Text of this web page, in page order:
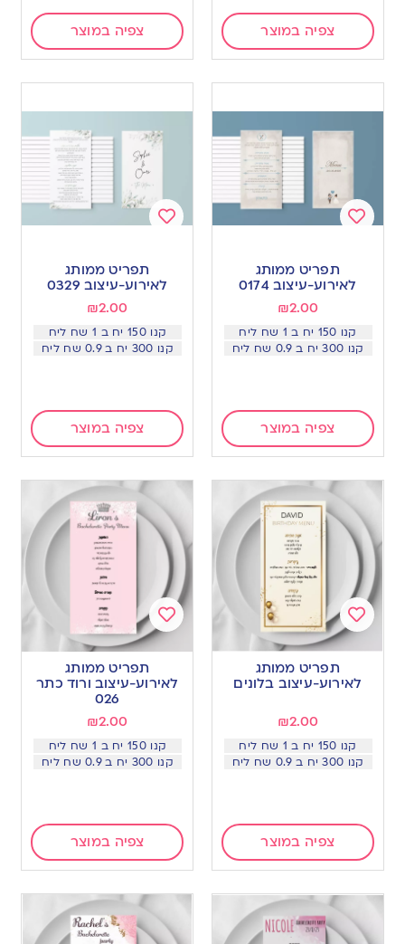
צפיה במוצר צפיה במוצר
wishlist
תפריט ממותג
לאירוע-עיצוב 0174
₪2.00
קנו 150 יח ב 1 שח ליח
קנו 300 יח ב 0.9 שח ליח
צפיה במוצר
wishlist
תפריט ממותג
לאירוע-עיצוב 0329
₪2.00
קנו 150 יח ב 1 שח ליח
קנו 300 יח ב 0.9 שח ליח
צפיה במוצר
Add
wishlist
תפריט ממותג
לאירוע-עיצוב בלונים
₪2.00
קנו 150 יח ב 1 שח ליח
קנו 300 יח ב 0.9 שח ליח
צפיה במוצר
Add
wishlist
תפריט ממותג
לאירוע-עיצוב ורוד כתר
026
₪2.00
קנו 150 יח ב 1 שח ליח
קנו 300 יח ב 0.9 שח ליח
צפיה במוצר